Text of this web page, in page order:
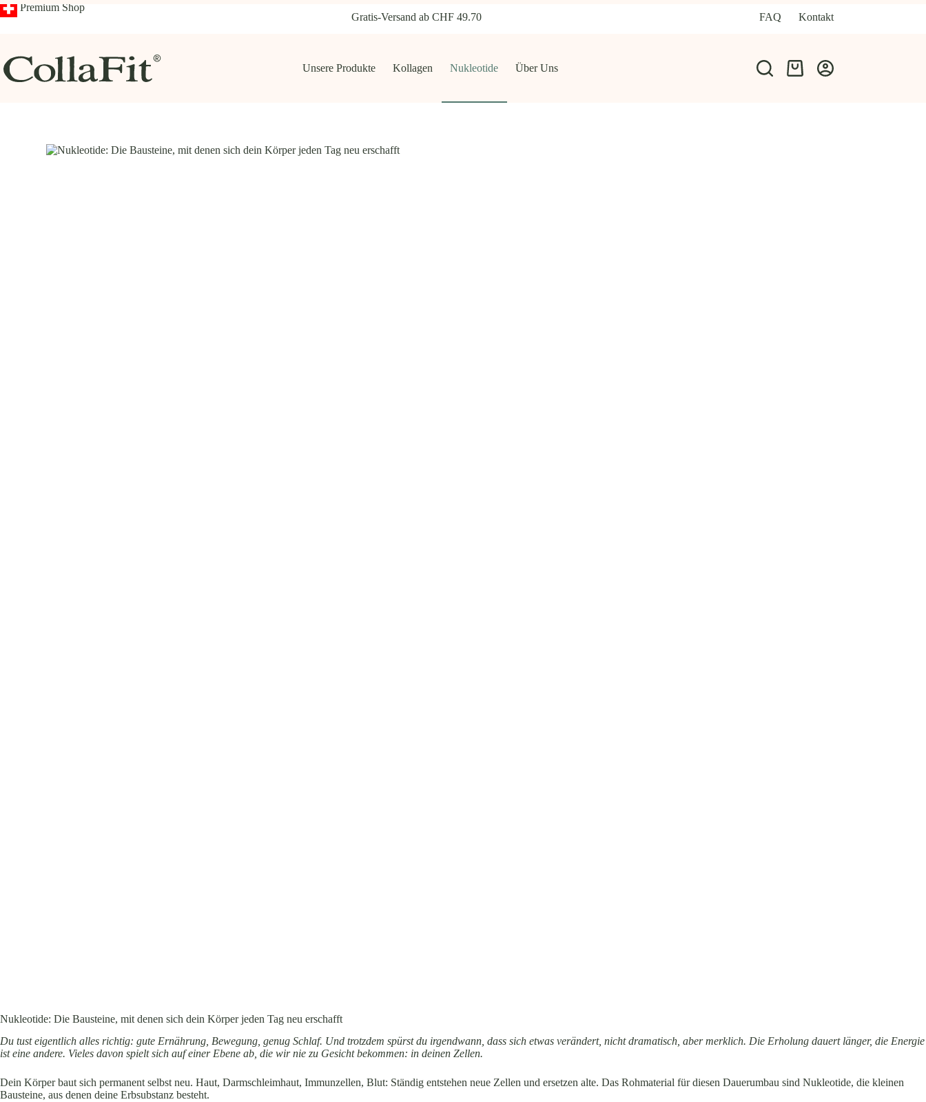
Zum
Inhalt
Premium Shop
Gratis-Versand ab CHF 49.70 FAQ Kontakt
Unsere Produkte Kollagen Nukleotide Über Uns Warenkorb
Nukleotide: Die Bausteine, mit denen sich dein Körper jeden Tag neu erschafft
Du tust eigentlich alles richtig: gute Ernährung, Bewegung, genug Schlaf. Und trotzdem spürst du irgendwann, dass sich etwas verändert, nicht dramatisch, aber merklich. Die Erholung dauert länger, die Energie
ist eine andere. Vieles davon spielt sich auf einer Ebene ab, die wir nie zu Gesicht bekommen: in deinen Zellen.
Dein Körper baut sich permanent selbst neu. Haut, Darmschleimhaut, Immunzellen, Blut: Ständig entstehen neue Zellen und ersetzen alte. Das Rohmaterial für diesen Dauerumbau sind Nukleotide, die kleinen
Bausteine, aus denen deine Erbsubstanz besteht.